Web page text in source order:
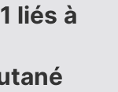
liés à